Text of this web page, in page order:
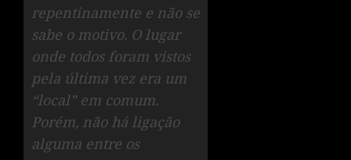
repentinamente e não se
sabe o motivo. O lugar
onde todos foram vistos
pela última vez era um
“local” em comum.
Porém, não há ligação
alguma entre os